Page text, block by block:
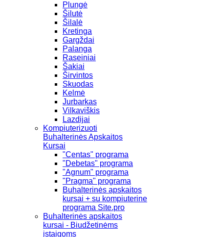
Plungė
Šilutė
Šilalė
Kretinga
Gargždai
Palanga
Raseiniai
Šakiai
Širvintos
Skuodas
Kelmė
Jurbarkas
Vilkaviškis
Lazdijai
Kompiuterizuoti
Buhalterinės Apskaitos
Kursai
"Centas" programa
"Debetas" programa
"Agnum" programa
"Pragma" programa
Buhalterinės apskaitos
kursai + su kompiuterine
programa Site.pro
Buhalterinės apskaitos
kursai - Biudžetinėms
įstaigoms